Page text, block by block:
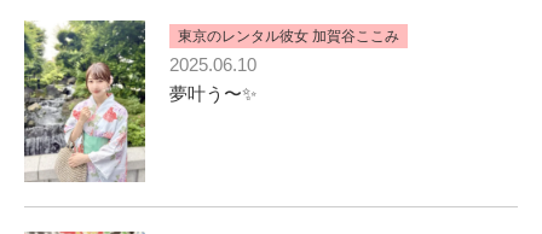
東京のレンタル彼女 加賀谷ここみ
2025.06.10
夢叶う〜✨